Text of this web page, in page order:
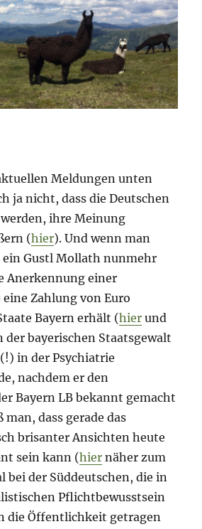
Meldungen unten
ja nicht, dass die Deutschen
ihre Meinung
(hier). Und wenn man
ein Gustl Mollath nunmehr
Anerkennung einer
Zahlung von Euro
Bayern erhält (hier und
der bayerischen Staatsgewalt
in der Psychiatrie
nachdem er den
Bayern LB bekannt gemacht
dass gerade das
brisanter Ansichten heute
sein kann (hier näher zum
bei der Süddeutschen, die in
Pflichtbewusstsein
die Öffentlichkeit getragen